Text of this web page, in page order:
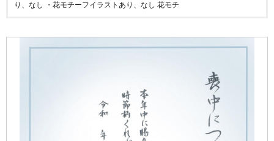
り、なし ・花モチーフイラストあり、なし 花モチ